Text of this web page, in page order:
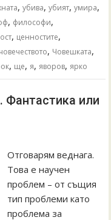
,убива,убият,умира,
, философи,
, ценностите,
човечеството, Човешката,
, ще, я, яворов, ярко
Фантастика или
Отговарям веднага.
Това е научен
проблем – от същия
тип проблеми като
проблема за